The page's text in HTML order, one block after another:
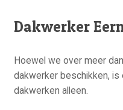
Dakwerker
Hoewel we over meer
dakwerker beschikken, is
dakwerken alleen.